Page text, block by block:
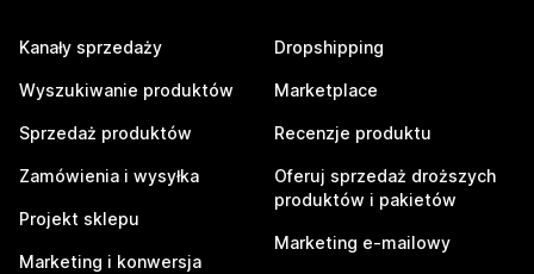
Kanały sprzedaży
Wyszukiwanie produktów
Sprzedaż produktów
Zamówienia i wysyłka
Projekt sklepu
Marketing i konwersja
Dropshipping
Marketplace
Recenzje produktu
Oferuj sprzedaż droższych
produktów i pakietów
Marketing e-mailowy